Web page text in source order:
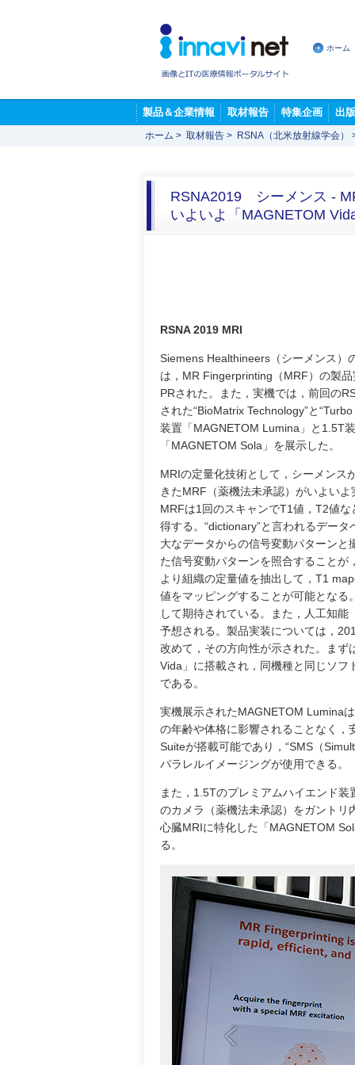
ホーム
製品＆企業情報 取材報告 特集企画 出
ホーム > 取材報告 > RSNA（北米放射線学会）
RSNA2019 シーメンス -
いよいよ「MAGNETOM
RSNA 2019 MRI
Siemens Healthineers（シーメンス）
は，MR Fingerprinting（MRF）の製
PRされた。また，実機では，前回の
された“BioMatrix Technology”と
装置「MAGNETOM Lumina」と1.5T
「MAGNETOM Sola」を展示した。
MRIの定量化技術として，シーメンス
きたMRF（薬機法未承認）がいよい
MRFは1回のスキャンでT1値，T2値な
得する。“dictionary”と言われるデータ
大なデータからの信号変動パターンと
た信号変動パターンを照合することが
より組織の定量値を抽出して，T1
値をマッピングすることが可能とな
して期待されている。また，人工知
予想される。製品実装については，
改めて，その方向性が示された。ま
Vida」に搭載され，同機種と同じソ
である。
実機展示されたMAGNETOM Lumina
の年齢や体格に影響されることなく
Suiteが搭載可能であり，“SMS（
パラレルイメージングが使用できる。
また，1.5Tのプレミアムハイエンド
のカメラ（薬機法未承認）をガント
心臓MRIに特化した「MAGNETOM
る。